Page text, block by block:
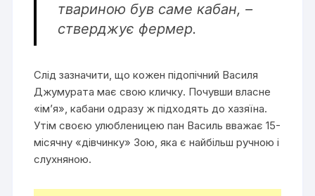
твариною був саме кабан, –
стверджує фермер.
Слід зазначити, що кожен підопічний Василя
Джумурата має свою кличку. Почувши власне
«ім’я», кабани одразу ж підходять до хазяїна.
Утім своєю улюбленицею пан Василь вважає 15-
місячну «дівчинку» Зою, яка є найбільш ручною і
слухняною.